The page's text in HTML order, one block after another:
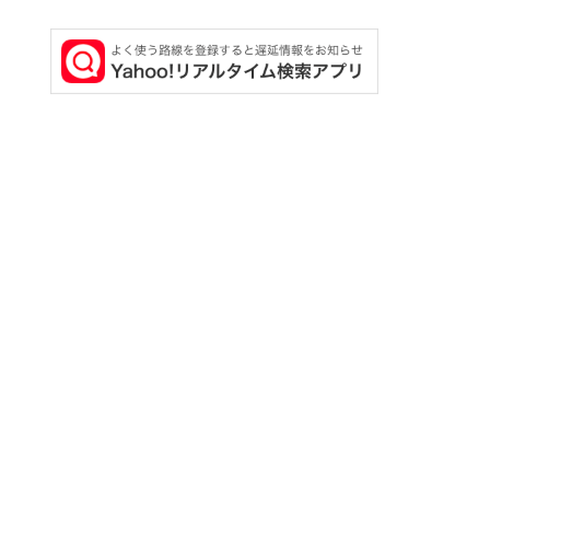
ね
数
っぱりしている 個人
的見解です！色々と
許してください！
ね
数